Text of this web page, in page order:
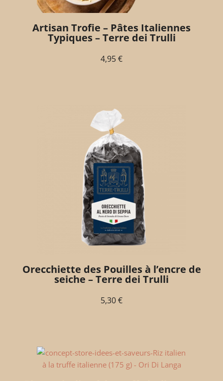
Artisan Trofie – Pâtes Italiennes
Typiques – Terre dei Trulli
4,95€
Orecchiette des Pouilles à l’encre de
seiche – Terre dei Trulli
5,30€